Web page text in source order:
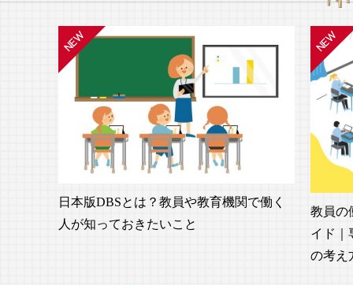
日本版DBSとは？教員や教育機関で働く
人が知っておきたいこと
教員の
イド｜
の考え